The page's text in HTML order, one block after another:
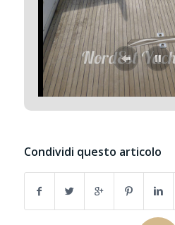
Condividi questo articolo